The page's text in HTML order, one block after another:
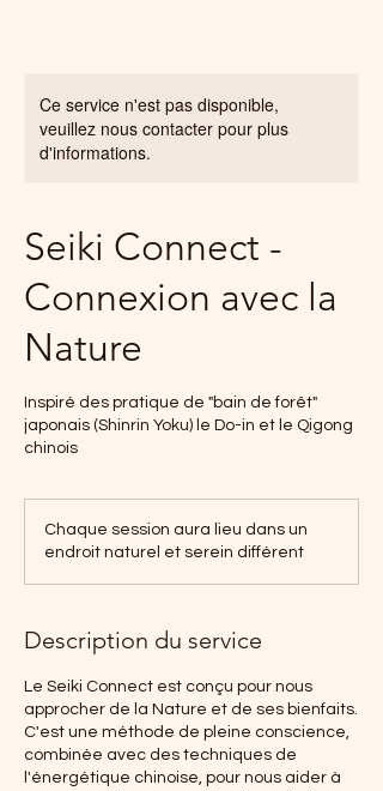
Ce service n'est pas disponible,
veuillez nous contacter pour plus
d'informations.
Seiki Connect -
Connexion avec la
Nature
Inspiré des pratique de "bain de forêt"
japonais (Shinrin Yoku) le Do-in et le Qigong
chinois
Chaque session aura lieu dans un
endroit naturel et serein différent
Description du service
Le Seiki Connect est conçu pour nous
approcher de la Nature et de ses bienfaits.
C'est une méthode de pleine conscience,
combinée avec des techniques de
l'énergétique chinoise, pour nous aider à